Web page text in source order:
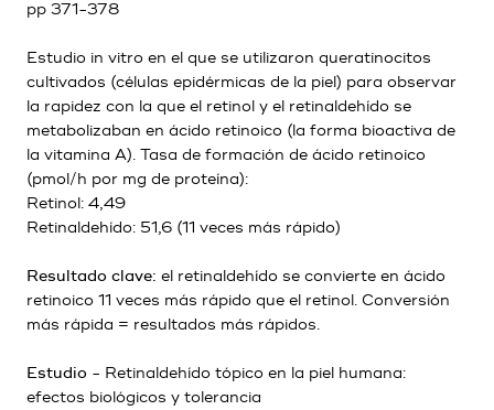
pp 371-378
Estudio in vitro en el que se utilizaron queratinocitos
cultivados (células epidérmicas de la piel) para observar
la rapidez con la que el retinol y el retinaldehído se
metabolizaban en ácido retinoico (la forma bioactiva de
la vitamina A). Tasa de formación de ácido retinoico
(pmol/h por mg de proteína):
Retinol: 4,49
Retinaldehído: 51,6 (11 veces más rápido)
Resultado clave: el retinaldehído se convierte en ácido
retinoico 11 veces más rápido que el retinol. Conversión
más rápida = resultados más rápidos.
Estudio - Retinaldehído tópico en la piel humana:
efectos biológicos y tolerancia